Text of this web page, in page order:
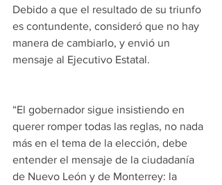
Debido a que el resultado de su triunfo
es contundente, consideró que no hay
manera de cambiarlo, y envió un
mensaje al Ejecutivo Estatal.
“El gobernador sigue insistiendo en
querer romper todas las reglas, no nada
más en el tema de la elección, debe
entender el mensaje de la ciudadanía
de Nuevo León y de Monterrey: la